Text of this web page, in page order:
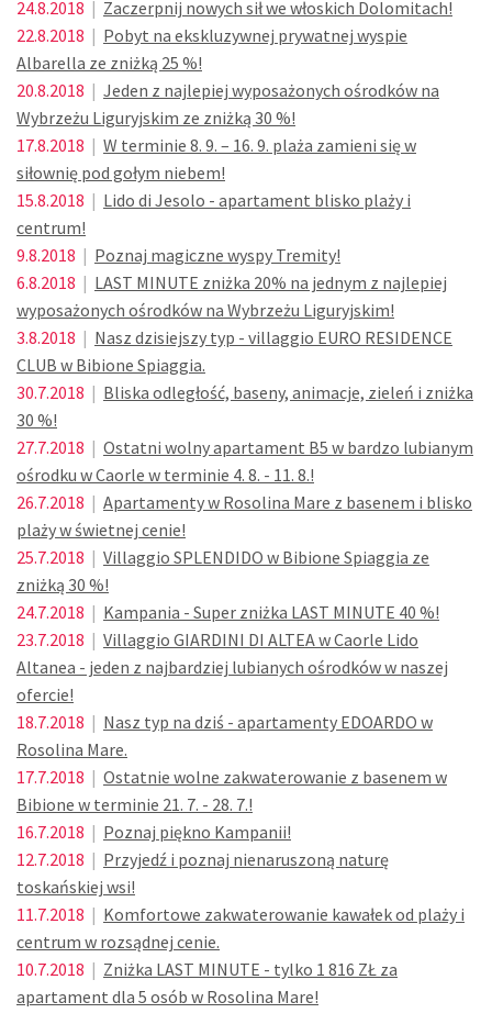
24.8.2018 | Zaczerpnij nowych sił we włoskich Dolomitach!
22.8.2018 | Pobyt na ekskluzywnej prywatnej wyspie
Albarella ze zniżką 25 %!
20.8.2018 | Jeden z najlepiej wyposażonych ośrodków na
Wybrzeżu Liguryjskim ze zniżką 30 %!
17.8.2018 | W terminie 8. 9. – 16. 9. plaża zamieni się w
siłownię pod gołym niebem!
15.8.2018 | Lido di Jesolo - apartament blisko plaży i
centrum!
9.8.2018 | Poznaj magiczne wyspy Tremity!
6.8.2018 | LAST MINUTE zniżka 20% na jednym z najlepiej
wyposażonych ośrodków na Wybrzeżu Liguryjskim!
3.8.2018 | Nasz dzisiejszy typ - villaggio EURO RESIDENCE
CLUB w Bibione Spiaggia.
30.7.2018 | Bliska odległość, baseny, animacje, zieleń i zniżka
30 %!
27.7.2018 | Ostatni wolny apartament B5 w bardzo lubianym
ośrodku w Caorle w terminie 4. 8. - 11. 8.!
26.7.2018 | Apartamenty w Rosolina Mare z basenem i blisko
plaży w świetnej cenie!
25.7.2018 | Villaggio SPLENDIDO w Bibione Spiaggia ze
zniżką 30 %!
24.7.2018 | Kampania - Super zniżka LAST MINUTE 40 %!
23.7.2018 | Villaggio GIARDINI DI ALTEA w Caorle Lido
Altanea - jeden z najbardziej lubianych ośrodków w naszej
ofercie!
18.7.2018 | Nasz typ na dziś - apartamenty EDOARDO w
Rosolina Mare.
17.7.2018 | Ostatnie wolne zakwaterowanie z basenem w
Bibione w terminie 21. 7. - 28. 7.!
16.7.2018 | Poznaj piękno Kampanii!
12.7.2018 | Przyjedź i poznaj nienaruszoną naturę
toskańskiej wsi!
11.7.2018 | Komfortowe zakwaterowanie kawałek od plaży i
centrum w rozsądnej cenie.
10.7.2018 | Zniżka LAST MINUTE - tylko 1 816 ZŁ za
apartament dla 5 osób w Rosolina Mare!